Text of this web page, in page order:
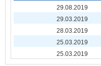
29.08.2019
29.03.2019
28.03.2019
25.03.2019
25.03.2019